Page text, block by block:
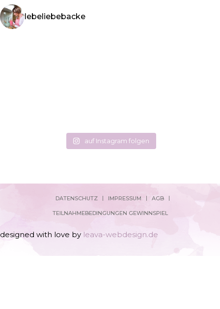
lebeliebebacke
auf Instagram folgen
DATENSCHUTZ IMPRESSUM AGB
TEILNAHMEBEDINGUNGEN GEWINNSPIEL
designed with love by leava-webdesign.de